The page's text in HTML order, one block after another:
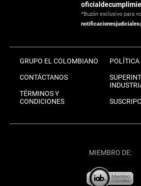
*Buzón exclusivo para
GRUPO EL COLOMBIANO
CONTÁCTANOS
TÉRMINOS Y
CONDICIONES
POLÍTICA
MIEMBRO DE: